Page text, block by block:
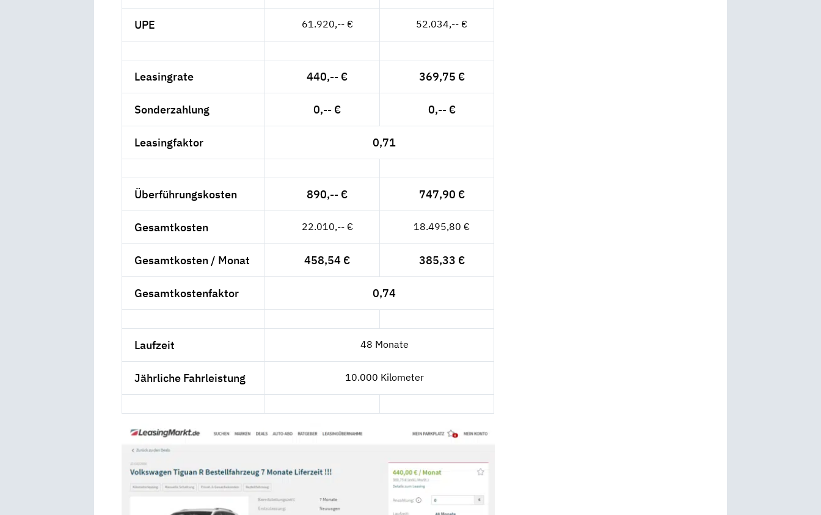
UPE 61.920,-- € 52.034,-- €
Leasingrate 440,-- € 369,75 €
Sonderzahlung 0,-- € 0,-- €
Leasingfaktor 0,71
Überführungskosten 890,-- € 747,90 €
Gesamtkosten 22.010,-- € 18.495,80 €
Gesamtkosten / Monat 458,54 € 385,33 €
Gesamtkostenfaktor 0,74
Laufzeit 48 Monate
Jährliche Fahrleistung 10.000 Kilometer